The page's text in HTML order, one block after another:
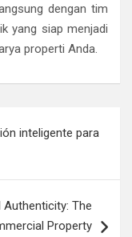
dengan tim
yang siap menjadi
properti Anda.
inteligente para
The
Property